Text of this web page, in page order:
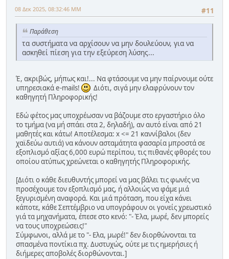
#11
08 Δεκ 2025, 08:32:46 ΜΜ
Παράθεση
τα συστήματα να αρχίσουν να μην δουλεύουν, για να
ασκηθεί πίεση για την εξεύρεση λύσης...
Έ, ακριβώς, μήπως και!... Να φτάσουμε να μην παίρνουμε ούτε
υπηρεσιακά e-mails!
Διότι, σιγά μην ελαφρύνουν τον
καθηγητή Πληροφορικής!
Εδώ φέτος μας υποχρέωσαν να βάζουμε στο εργαστήριο όλο
το τμήμα (να μή σπάει στα 2, δηλαδή), αν αυτό είναι από 21
μαθητές και κάτω! Αποτέλεσμα: x <= 21 καννίβαλοι (δεν
χαϊδεύω αυτιά) να κάνουν ασταμάτητα φασαρία μπροστά σε
εξοπλισμό αξίας 6,000 ευρώ περίπου, τις πιθανές φθορές του
οποίου ατύπως χρεώνεται ο καθηγητής Πληροφορικής.
[Διότι ο κάθε διευθυντής μπορεί να μας βάλει τις φωνές να
προσέχουμε τον εξοπλισμό μας, ή αλλοιώς να φάμε μιά
ξεγυρισμένη αναφορά. Και μιά πρόταση, που είχα κάνει
κάποτε, κάθε Σεπτέμβριο να υπογράφουν οι γονείς χρεωστικό
γιά τα μηχανήματα, έπεσε στο κενό: "- Έλα, μωρέ, δεν μπορείς
να τους υποχρεώσεις!"
Σύμφωνοι, αλλά με το "- Ελα, μωρέ!" δεν διορθώνονται τα
σπασμένα ποντίκια πχ. Δυστυχώς, ούτε με τις ημερήσιες ή
διήμερες αποβολές διορθώνονται.]